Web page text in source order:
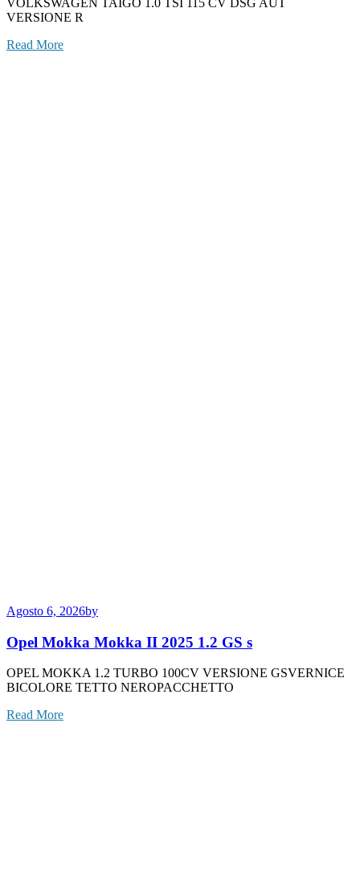
VOLKSWAGEN TAIGO 1.0 TSI 115 CV DSG AUT
VERSIONE R
Read More
Agosto 6, 2026by
Opel Mokka Mokka II 2025 1.2 GS s
OPEL MOKKA 1.2 TURBO 100CV VERSIONE GSVERNICE
BICOLORE TETTO NEROPACCHETTO
Read More